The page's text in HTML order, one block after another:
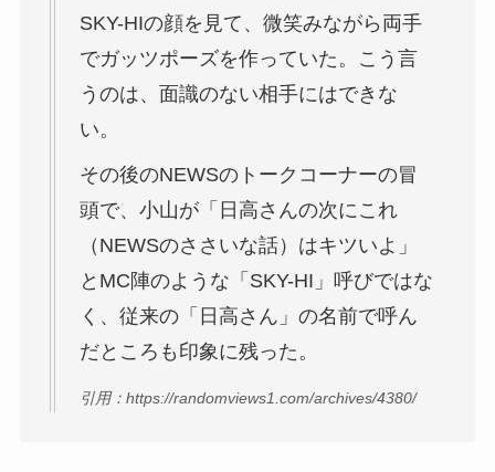
SKY-HIの顔を見て、微笑みながら両手
でガッツポーズを作っていた。こう言
うのは、面識のない相手にはできな
い。
その後のNEWSのトークコーナーの冒
頭で、小山が「日高さんの次にこれ
（NEWSのささいな話）はキツいよ」
とMC陣のような「SKY-HI」呼びではな
く、従来の「日高さん」の名前で呼ん
だところも印象に残った。
引用：https://randomviews1.com/archives/4380/